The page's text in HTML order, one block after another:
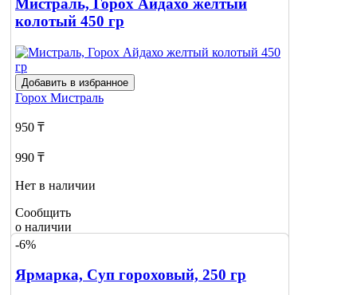
Мистраль, Горох Айдахо желтый
колотый 450 гр
Добавить в избранное
Горох Мистраль
950 ₸
990 ₸
Нет в наличии
Сообщить
о наличии
-6%
Ярмарка, Суп гороховый, 250 гр